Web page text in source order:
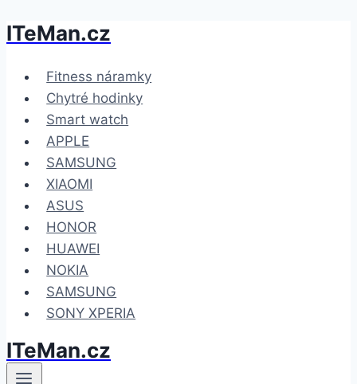
Přeskočit
obsah
ITeMan.cz
Fitness náramky
Chytré hodinky
Smart watch
APPLE
SAMSUNG
XIAOMI
ASUS
HONOR
HUAWEI
NOKIA
SAMSUNG
SONY XPERIA
ITeMan.cz